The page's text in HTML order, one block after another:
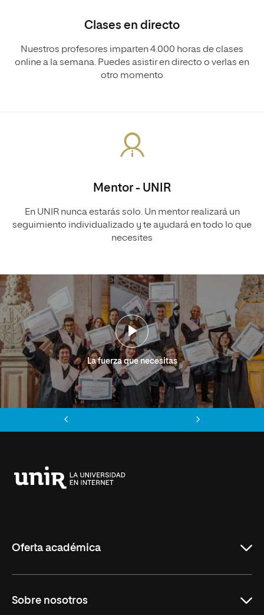
Clases en directo
Nuestros profesores imparten 4.000 horas de clases
online a la semana. Puedes asistir en directo o verlas en
otro momento
Mentor - UNIR
En UNIR nunca estarás solo. Un mentor realizará un
seguimiento individualizado y te ayudará en todo lo que
necesites
La fuerza que necesitas
Oferta académica
Másteres Oficiales
Sobre nosotros